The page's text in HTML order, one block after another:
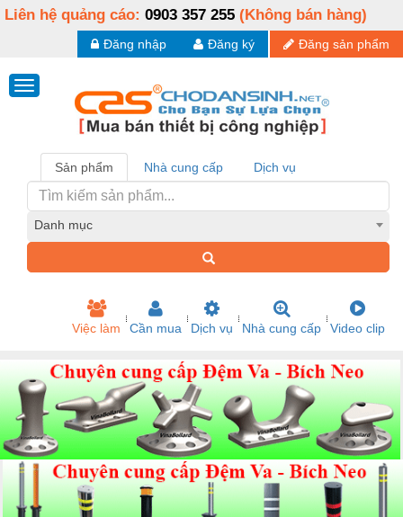
Liên hệ quảng cáo: 0903 357 255 (Không bán hàng)
Đăng sản phẩm
Đăng ký
Đăng nhập
Sản phẩm Nhà cung cấp Dịch vụ
Danh mục
Việc làm Cần mua Dịch vụ Nhà cung cấp Video clip